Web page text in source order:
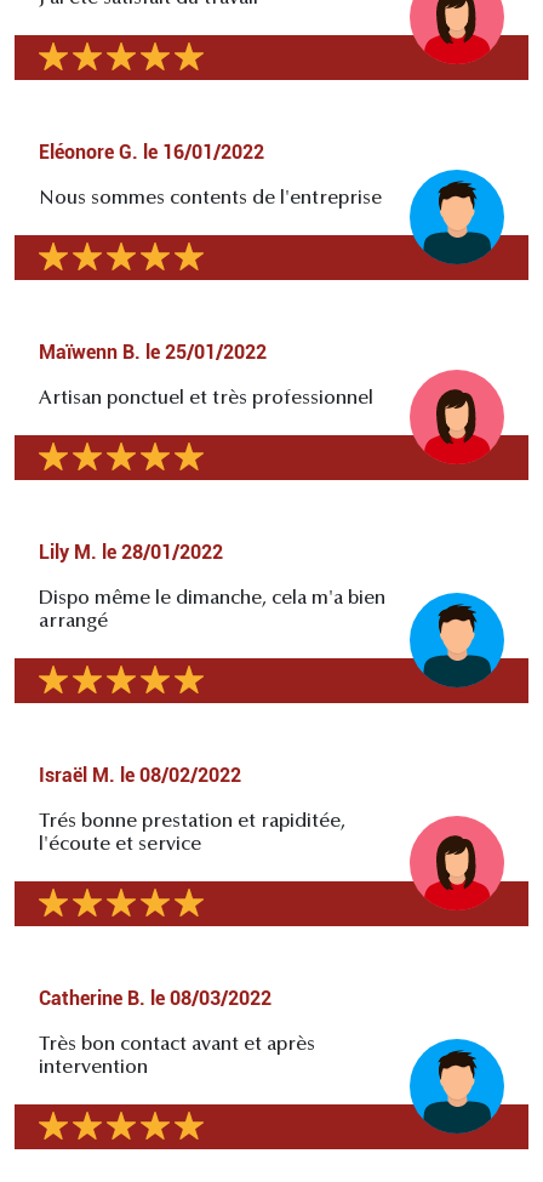
Eléonore G. le 16/01/2022
Nous sommes contents de l'entreprise
Maïwenn B. le 25/01/2022
Artisan ponctuel et très professionnel
Lily M. le 28/01/2022
Dispo même le dimanche, cela m'a bien
arrangé
Israël M. le 08/02/2022
Trés bonne prestation et rapiditée,
l'écoute et service
Catherine B. le 08/03/2022
Très bon contact avant et après
intervention